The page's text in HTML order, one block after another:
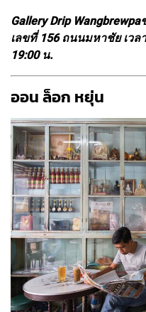
Gallery Drip Wangbrewpa​
เลขที่ 156 ถนนมหาชัย เวล
19:00 น.
ออน ล็อก หยุ่น